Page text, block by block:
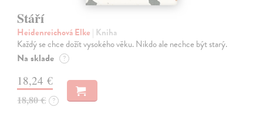
Stáří
Heidenreichová Elke | Kniha
Každý se chce dožít vysokého věku. Nikdo ale nechce být starý.
Na sklade ?
18,24 €
18,80 € ?